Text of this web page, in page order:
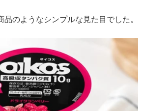
品のようなシンプルな見た目でした。